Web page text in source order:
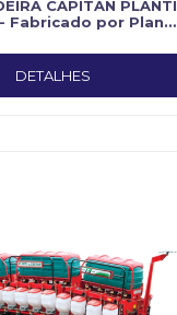
CAPITAN PLANTI
- Fabricado por Planti
DETALHES